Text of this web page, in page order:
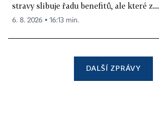
stravy slibuje řadu benefitů, ale které z...
6. 8. 2026 ▪ 16:13 min.
DALŠÍ ZPRÁVY